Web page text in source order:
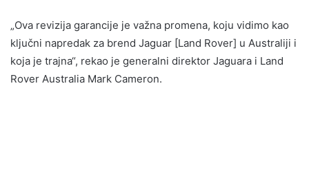
„Ova revizija garancije je važna promena, koju vidimo kao
ključni napredak za brend Jaguar [Land Rover] u Australiji i
koja je trajna“, rekao je generalni direktor Jaguara i Land
Rover Australia Mark Cameron.